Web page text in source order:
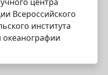
Всероссийского
института
океанографии